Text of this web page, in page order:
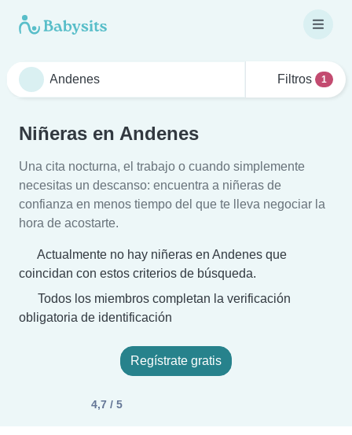
Filtros 1
Niñeras en Andenes
Una cita nocturna, el trabajo o cuando simplemente
necesitas un descanso: encuentra a niñeras de
confianza en menos tiempo del que te lleva negociar la
hora de acostarte.
Actualmente no hay niñeras en Andenes que
coincidan con estos criterios de búsqueda.
Todos los miembros completan la verificación
obligatoria de identificación
Regístrate gratis
4,7 / 5